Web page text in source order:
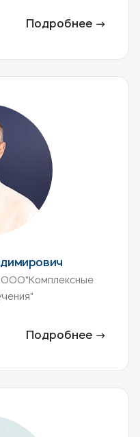
Подробнее →
Подробнее →